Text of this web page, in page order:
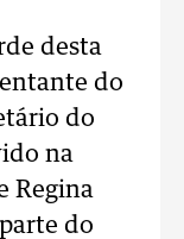
desta
do
do
na
Regina
do